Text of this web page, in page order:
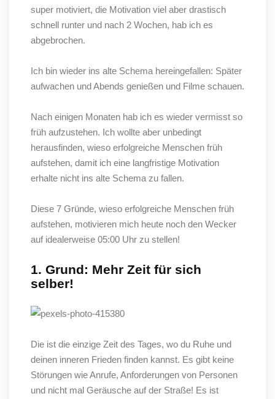
super motiviert, die Motivation viel aber drastisch
schnell runter und nach 2 Wochen, hab ich es
abgebrochen.
Ich bin wieder ins alte Schema hereingefallen: Später
aufwachen und Abends genießen und Filme schauen.
Nach einigen Monaten hab ich es wieder vermisst so
früh aufzustehen. Ich wollte aber unbedingt
herausfinden, wieso erfolgreiche Menschen früh
aufstehen, damit ich eine langfristige Motivation
erhalte nicht ins alte Schema zu fallen.
Diese 7 Gründe, wieso erfolgreiche Menschen früh
aufstehen, motivieren mich heute noch den Wecker
auf idealerweise 05:00 Uhr zu stellen!
1. Grund: Mehr Zeit für sich
selber!
Die ist die einzige Zeit des Tages, wo du Ruhe und
deinen inneren Frieden finden kannst. Es gibt keine
Störungen wie Anrufe, Anforderungen von Personen
und nicht mal Geräusche auf der Straße! Es ist